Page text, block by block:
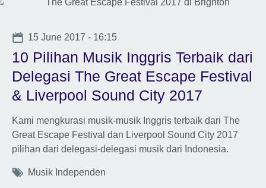
Date
15 June 2017 - 16:15
10 Pilihan Musik Inggris Terbaik dari
Delegasi The Great Escape Festival
& Liverpool Sound City 2017
Kami mengkurasi musik-musik Inggris terbaik dari The
Great Escape Festival dan Liverpool Sound City 2017
pilihan dari delegasi-delegasi musik dari Indonesia.
Tags
Musik Independen